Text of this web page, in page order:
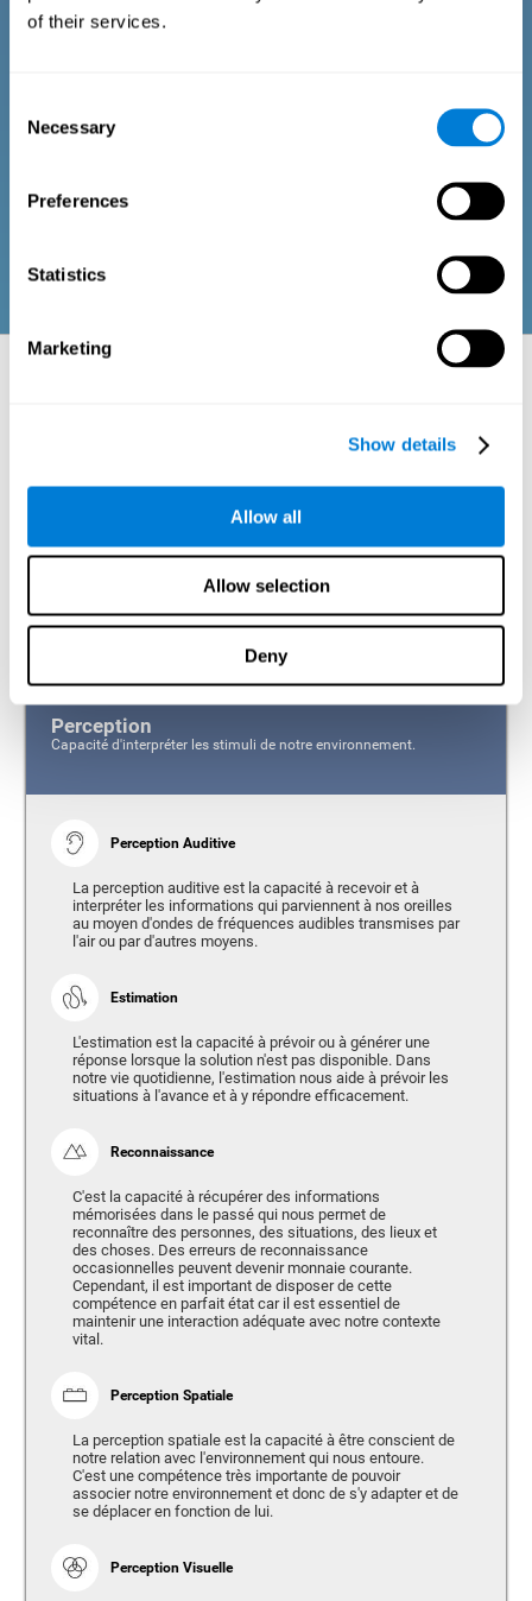
of their services.
Selection
Necessary
Preferences
Statistics
Marketing
Show details
Allow all
Allow selection
Deny
responsable de l'évaluation ou par la personne qui passe le test
d'évaluation cognitive générale. Le questionnaire recueille des
incompréhensions sociales dues à un manque de perception,
etc.) Les questions de chaque domaine sont adaptées aux
routines et aux activités des adultes ou des personnes âgées.
Aspects neuropsychologiques évalués :
La perception est le processus qui nous aide à interagir avec notre
ce processus, notre cerveau est chargé d'intégrer les différents stimuli
perçus, de lui donner une idée de l'ensemble et d'interpréter ces
informations. Les zones cérébrales d'association sont chargées de
réunir les informations perçues par les différents organes sensoriels
afin que nous puissions interagir efficacement avec les stimuli
externes, indépendamment de l'organe sensoriel stimulé.
perception CogniFit (CAB-PC) accorde une grande importance à la
Perception
Capacité d'interpréter les stimuli de notre environnement.
Perception Auditive
La perception auditive est la capacité à recevoir et à
interpréter les informations qui parviennent à nos oreilles
au moyen d'ondes de fréquences audibles transmises par
l'air ou par d'autres moyens.
Estimation
L'estimation est la capacité à prévoir ou à générer une
réponse lorsque la solution n'est pas disponible. Dans
notre vie quotidienne, l'estimation nous aide à prévoir les
situations à l'avance et à y répondre efficacement.
Reconnaissance
C'est la capacité à récupérer des informations
mémorisées dans le passé qui nous permet de
reconnaître des personnes, des situations, des lieux et
des choses. Des erreurs de reconnaissance
occasionnelles peuvent devenir monnaie courante.
Cependant, il est important de disposer de cette
compétence en parfait état car il est essentiel de
maintenir une interaction adéquate avec notre contexte
vital.
Perception Spatiale
La perception spatiale est la capacité à être conscient de
notre relation avec l'environnement qui nous entoure.
C'est une compétence très importante de pouvoir
associer notre environnement et donc de s'y adapter et de
se déplacer en fonction de lui.
Perception Visuelle